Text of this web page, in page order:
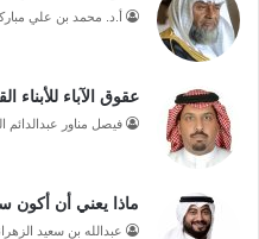
أ.د. محمد بن علي
عقوق الآباء للأبناء
فيصل مناور عبدالدائم
ماذا يعني أن أكون
عبدالله بن سعيد